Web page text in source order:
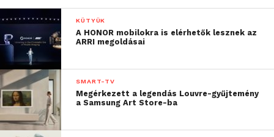
gazdag multimédia tárban, ami jó hír mindazoknak,
akik a hagyományos analóg világban könnyebben
boldogulnának. Az Arena görgethető elrendezésben
jeleníti meg a menüket, mintha egy filmtekercsre
lennének rögzítve, a lehetséges választásokat pedig
testre szabható ikonok jelzik.
A készülék kezelőfelületét úgy alkották meg, hogy
KÜTYÜK
A HONOR mobilokra is elérhetők lesznek az
ARRI megoldásai
SMART-TV
Megérkezett a legendás Louvre-gyűjtemény
a Samsung Art Store-ba